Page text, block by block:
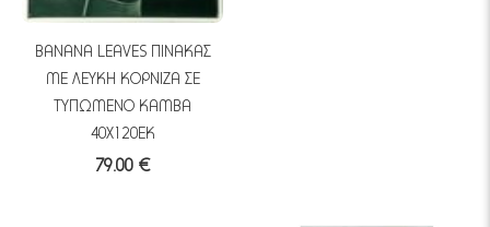
BANANA LEAVES ΠΙΝΑΚΑΣ
ΜΕ ΛΕΥΚΗ ΚΟΡΝΙΖΑ ΣΕ
ΤΥΠΩΜΕΝΟ ΚΑΜΒΑ
40Χ120ΕΚ
79.00 €